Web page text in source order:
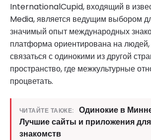
InternationalCupid, входящий в
Media, является ведущим выбором
значимый опыт международных
платформа ориентирована на
связаться с одинокими из другой
пространство, где межкультурные
процветать.
ЧИТАЙТЕ ТАКЖЕ:
Одинокие в
Лучшие сайты и приложения
знакомств